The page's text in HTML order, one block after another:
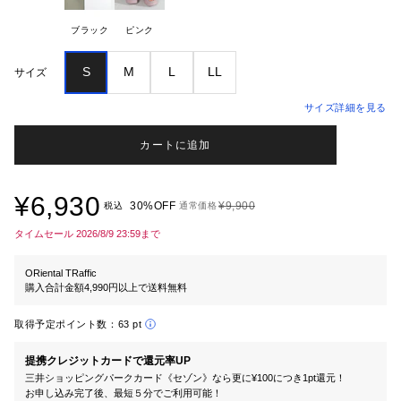
ブラック ピンク
サイズ S M L LL
サイズ詳細を見る
カートに追加
¥6,930 税込 30%OFF 通常価格¥9,900
タイムセール 2026/8/9 23:59まで
ORiental TRaffic
購入合計金額4,990円以上で送料無料
取得予定ポイント数： 63 pt
提携クレジットカードで還元率UP
三井ショッピングパークカード《セゾン》なら更に¥100につき1pt還元！
お申し込み完了後、最短５分でご利用可能！